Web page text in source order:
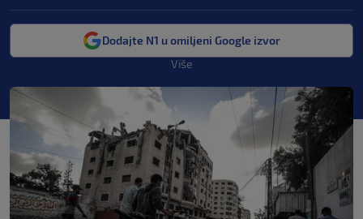
Dodajte N1 u omiljeni Google izvor
Više